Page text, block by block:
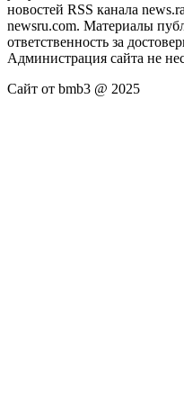
новостей RSS канала
newsru.com. Материалы
ответственность за
Администрация сайта не
Сайт от bmb3 @ 2025